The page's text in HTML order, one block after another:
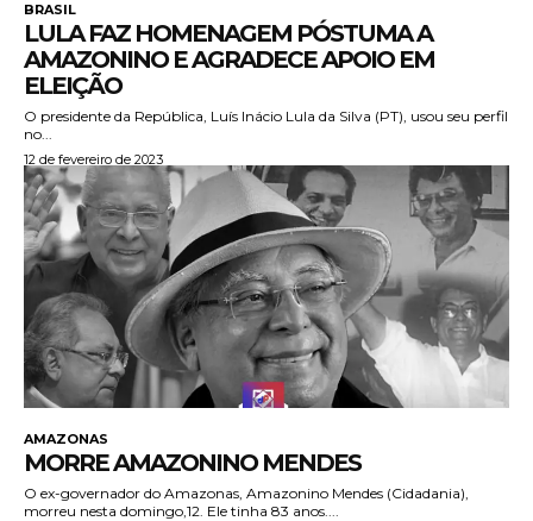
BRASIL
LULA FAZ HOMENAGEM PÓSTUMA A
AMAZONINO E AGRADECE APOIO EM
ELEIÇÃO
O presidente da República, Luís Inácio Lula da Silva (PT), usou seu perfil
no...
12 de fevereiro de 2023
AMAZONAS
MORRE AMAZONINO MENDES
O ex-governador do Amazonas, Amazonino Mendes (Cidadania),
morreu nesta domingo,12. Ele tinha 83 anos....